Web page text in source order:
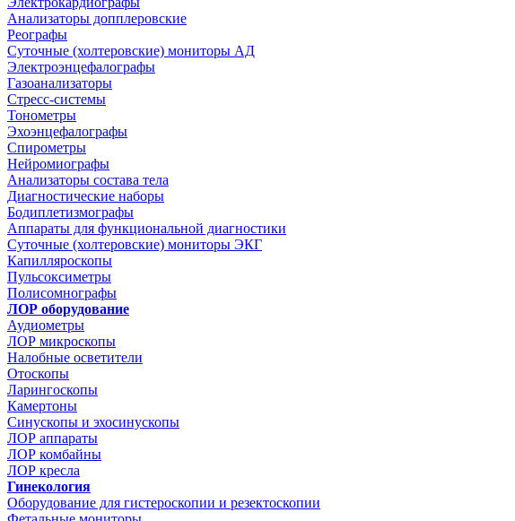
Анализаторы допплеровские
Реографы
Суточные (холтеровские) мониторы АД
Электроэнцефалографы
Газоанализаторы
Стресс-системы
Тонометры
Эхоэнцефалографы
Спирометры
Нейромиографы
Анализаторы состава тела
Диагностические наборы
Бодиплетизмографы
Аппараты для функциональной диагностики
Суточные (холтеровские) мониторы ЭКГ
Капилляроскопы
Пульсоксиметры
Полисомнографы
ЛОР оборудование
Аудиометры
ЛОР микроскопы
Налобные осветители
Отоскопы
Ларингоскопы
Камертоны
Синускопы и эхосинускопы
ЛОР аппараты
ЛОР комбайны
ЛОР кресла
Гинекология
Оборудование для гистероскопии и резектоскопии